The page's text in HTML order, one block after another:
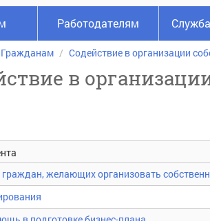
Работодателям
Гражданам Содействие в организации
в
желающих организовать